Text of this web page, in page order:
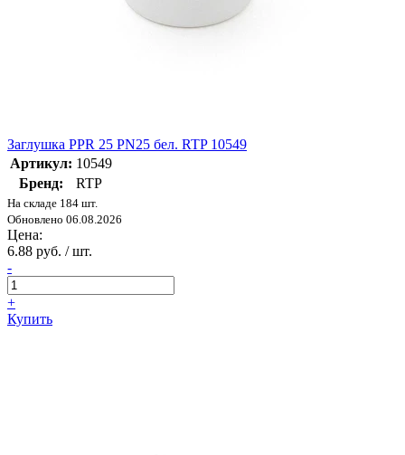
Заглушка PPR 25 PN25 бел. RTP 10549
Артикул: 10549
Бренд:
RTP
На складе 184 шт.
Обновлено 06.08.2026
Цена:
6.88 руб. / шт.
-
+
Купить